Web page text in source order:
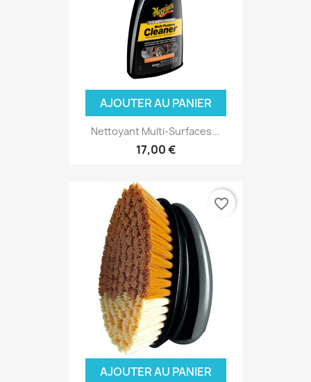
AJOUTER AU PANIER
Nettoyant Multi-Surfaces...
17,00 €
AJOUTER AU PANIER
favorite_border